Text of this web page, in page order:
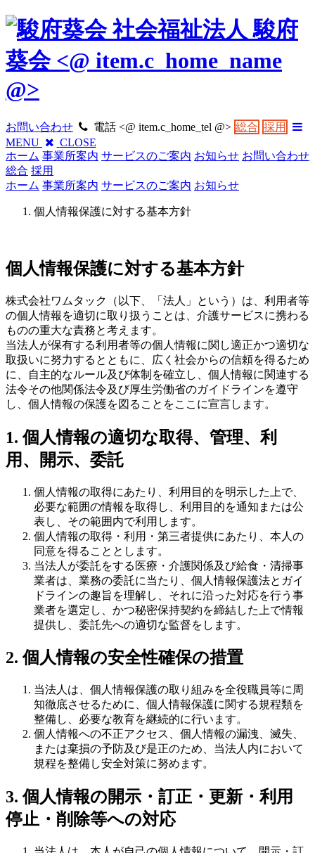
社会福祉法人 駿府
葵会 <@ item.c_home_name
@>
お問い合わせ 電話 <@ item.c_home_tel @> 総合 採用
MENU
CLOSE
ホーム 事業所案内 サービスのご案内 お知らせ お問い合わせ
総合 採用
ホーム 事業所案内 サービスのご案内 お知らせ
個人情報保護に対する基本方針
個人情報保護に対する基本方針
株式会社ワムタック（以下、「法人」という）は、利用者等
の個人情報を適切に取り扱うことは、介護サービスに携わる
ものの重大な責務と考えます。
当法人が保有する利用者等の個人情報に関し適正かつ適切な
取扱いに努力するとともに、広く社会からの信頼を得るため
に、自主的なルール及び体制を確立し、個人情報に関連する
法令その他関係法令及び厚生労働省のガイドラインを遵守
し、個人情報の保護を図ることをここに宣言します。
1. 個人情報の適切な取得、管理、利
用、開示、委託
個人情報の取得にあたり、利用目的を明示した上で、
必要な範囲の情報を取得し、利用目的を通知または公
表し、その範囲内で利用します。
個人情報の取得・利用・第三者提供にあたり、本人の
同意を得ることとします。
当法人が委託をする医療・介護関係及び給食・清掃事
業者は、業務の委託に当たり、個人情報保護法とガイ
ドラインの趣旨を理解し、それに沿った対応を行う事
業者を選定し、かつ秘密保持契約を締結した上で情報
提供し、委託先への適切な監督をします。
2. 個人情報の安全性確保の措置
当法人は、個人情報保護の取り組みを全役職員等に周
知徹底させるために、個人情報保護に関する規程類を
整備し、必要な教育を継続的に行います。
個人情報への不正アクセス、個人情報の漏洩、滅失、
または棄損の予防及び是正のため、当法人内において
規程を整備し安全対策に努めます。
3. 個人情報の開示・訂正・更新・利用
停止・削除等への対応